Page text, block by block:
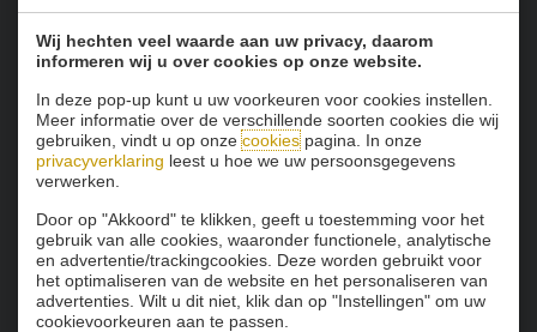
Wij hechten veel waarde aan uw privacy, daarom
informeren wij u over cookies op onze website.
In deze pop-up kunt u uw voorkeuren voor cookies instellen.
Meer informatie over de verschillende soorten cookies die wij
gebruiken, vindt u op onzecookiespagina. In onze
privacyverklaring leest u hoe we uw persoonsgegevens
verwerken.
Door op "Akkoord" te klikken, geeft u toestemming voor het
gebruik van alle cookies, waaronder functionele, analytische
en advertentie/trackingcookies. Deze worden gebruikt voor
het optimaliseren van de website en het personaliseren van
advertenties. Wilt u dit niet, klik dan op "Instellingen" om uw
cookievoorkeuren aan te passen.
Onze sponsoren: